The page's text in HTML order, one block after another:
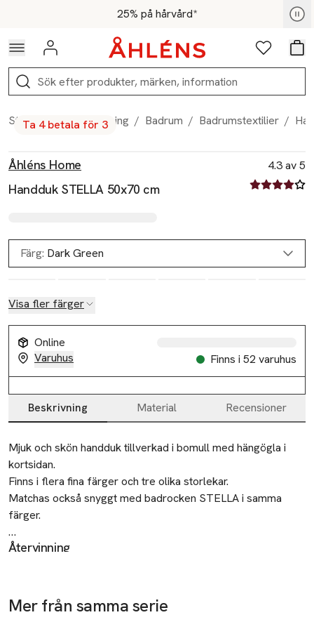
Hoppa till navigationsmenyn25% på hårvård*
För medlemmar - Shoppa nu
Logga in Favoriter
Sök
Start / Hem & inredning / Badrum / Badrumstextilier /
Ta 4 betala för 3
Åhléns Home
Handduk STELLA 50x70 cm
4.3 av 5
4.3 av fem
Färg: Dark Green
Slut i lager
Visa fler färger
Online
Varuhus
Finns i 52 varuhus
Beskrivning Material Recensioner
Beskrivning
Mjuk och skön handduk tillverkad i bomull med hängögla i
kortsidan.
Finns i flera fina färger och tre olika storlekar.
Matchas också snyggt med badrocken STELLA i samma
färger.
• Handduk i bomullsfrotté
• Vikt: 500g/m2
• Matchande handdukar finns i storlekarna 70x140 och
Återvinning
Tillverkare
Mer från samma serie
Ta 4 betala för